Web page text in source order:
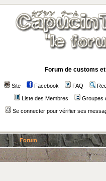
Forum de customs
Site Facebook FAQ
Liste des Membres Groupes
Se connecter pour vérifier ses
Forum